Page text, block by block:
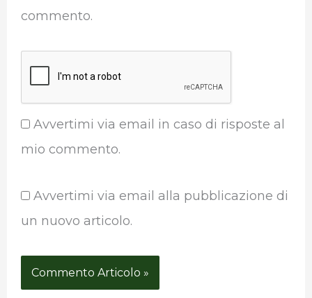
commento.
Avvertimi via email in caso di risposte al
mio commento.
Avvertimi via email alla pubblicazione di
un nuovo articolo.